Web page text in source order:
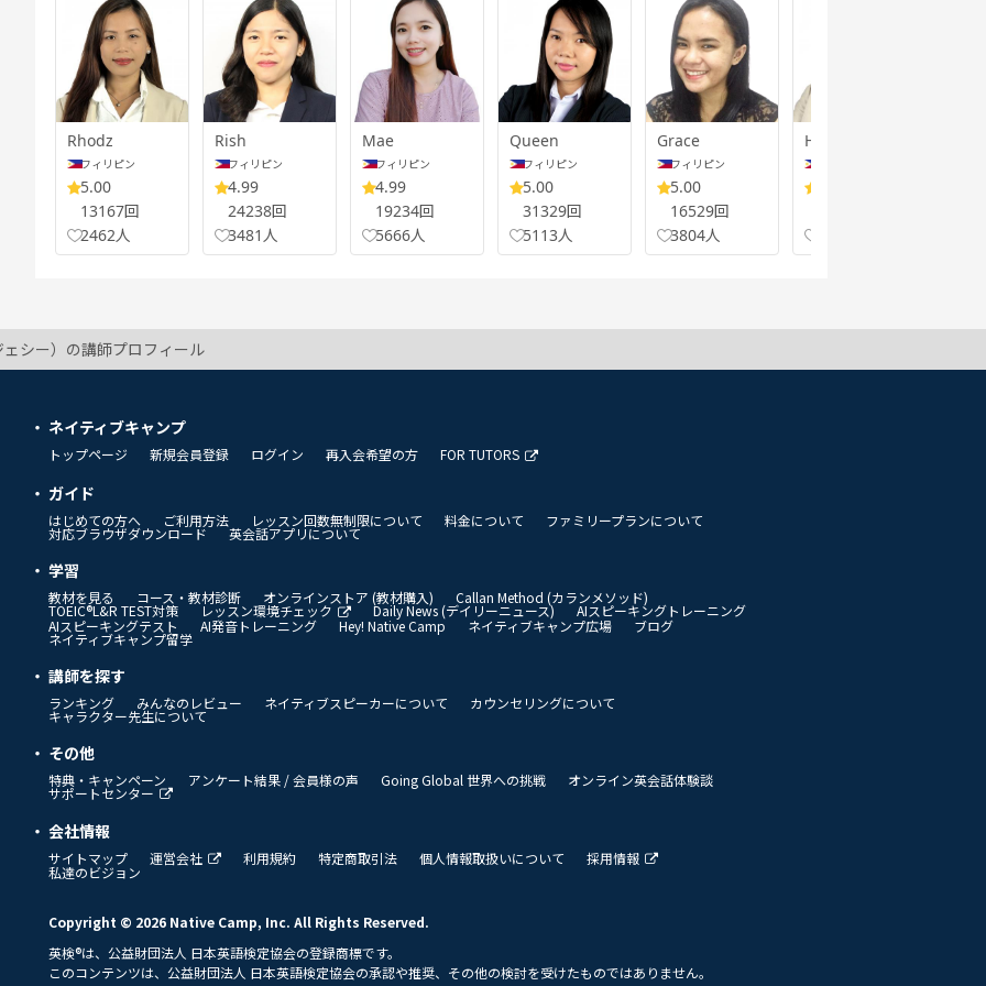
Rhodz
フィリピン
5.00
13167回
2462人
Rish
フィリピン
4.99
24238回
3481人
Mae
フィリピン
4.99
19234回
5666人
Queen
フィリピン
5.00
31329回
5113人
Grace
フィリピン
5.00
16529回
3804人
Haze
シー）の講師プロフィール
ネイティブキャンプ
トップページ 新規会員登録 ログイン 再入会希望の方 FOR TUTORS
ガイド
はじめての方へ ご利用方法 レッスン回数無制限について 料金について ファミリープランについて
対応ブラウザダウンロード 英会話アプリについて
学習
教材を見る コース・教材診断 オンラインストア (教材購入) Callan Method (カランメソッド)
TOEIC®L&R TEST対策 レッスン環境チェック Daily News (デイリーニュース)
AIスピーキングトレーニング
AIスピーキングテスト
AI発音トレーニング Hey! Native Camp ネイティブキャンプ広場 ブログ
ネイティブキャンプ留学
講師を探す
ランキング みんなのレビュー ネイティブスピーカーについて カウンセリングについて
キャラクター先生について
その他
特典・キャンペーン アンケート結果 / 会員様の声 Going Global 世界への挑戦 オンライン英会話体験談
サポートセンター
会社情報
サイトマップ 運営会社 利用規約 特定商取引法 個人情報取扱いについて 採用情報
私達のビジョン
Copyright © 2026 Native Camp, Inc. All Rights Reserved.
英検®は、公益財団法人 日本英語検定協会の登録商標です。
このコンテンツは、公益財団法人 日本英語検定協会の承認や推奨、その他の検討を受けたものではありません。